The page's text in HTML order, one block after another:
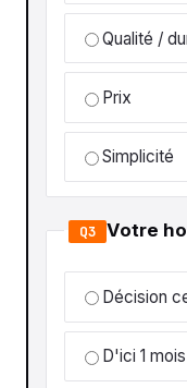
Qualité /
Prix
Simplicité
Q3 Votre
Décision
D'ici 1 mois